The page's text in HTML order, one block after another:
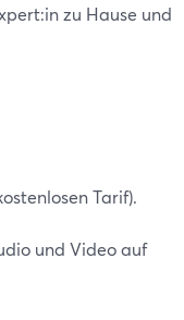
zu Hause und
Tarif).
und Video auf